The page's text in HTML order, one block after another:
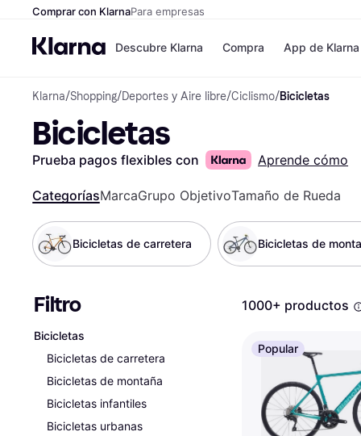
Comprar con KlarnaPara empresas
Descubre Klarna
Formas de
Paga en 3 plazos
Paga en 30 días
Klarna en Apple
Compra
Tiendas
Zalando
Zara
Directorio de
App de Klarna
Klarna/Shopping/Deportes y Aire libre/Ciclismo/Bicicletas
Bicicletas
Prueba pagos flexibles con Aprende cómo
CategoríasMarcaGrupo ObjetivoTamaño de Rueda
Bicicletas de carretera Bicicletas de
Filtro
Bicicletas
Bicicletas de carretera
Bicicletas de montaña
Bicicletas infantiles
Bicicletas urbanas
1000+ productos
Popular